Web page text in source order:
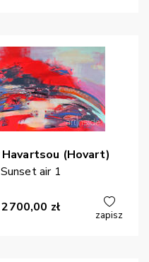
Havartsou (Hovart)
Sunset air 1
2700,00 zł
zapisz